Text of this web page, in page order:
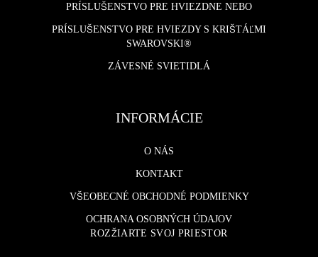
PRÍSLUŠENSTVO PRE HVIEZDNE NEBO
PRÍSLUŠENSTVO PRE HVIEZDY S KRIŠTÁĽMI
SWAROVSKI®
ZÁVESNÉ SVIETIDLÁ
INFORMÁCIE
O NÁS
KONTAKT
VŠEOBECNÉ OBCHODNÉ PODMIENKY
OCHRANA OSOBNÝCH ÚDAJOV
ROZŽIARTE SVOJ PRIESTOR